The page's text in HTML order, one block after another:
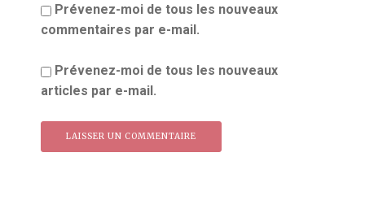
Prévenez-moi de tous les nouveaux
commentaires par e-mail.
Prévenez-moi de tous les nouveaux
articles par e-mail.